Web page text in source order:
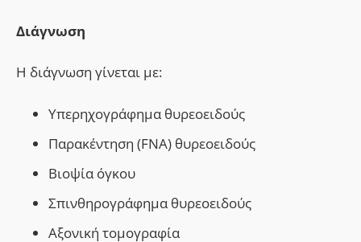
Διάγνωση
Η διάγνωση γίνεται με:
Yπερηχογράφημα θυρεοειδούς
Παρακέντηση (FNA) θυρεοειδούς
Βιοψία όγκου
Σπινθηρογράφημα θυρεοειδούς
Aξονική τομογραφία